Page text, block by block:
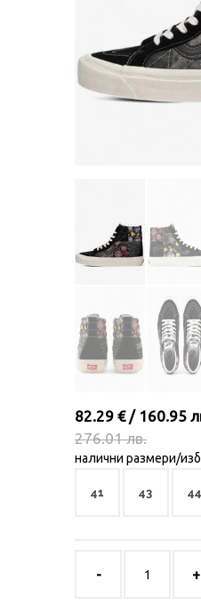
82.29 € / 160.95
276.01 лв.
налични размери/
41 43 44